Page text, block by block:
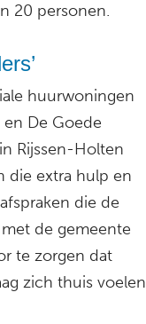
20 personen.
huurwoningen
De Goede
Rijssen-Holten
die extra hulp en
die de
de gemeente
te zorgen dat
zich thuis voelen